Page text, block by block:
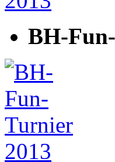
BH-